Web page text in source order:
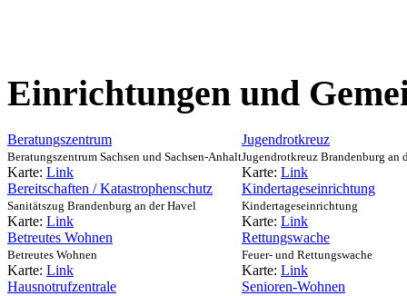
Einrichtungen und
Beratungszentrum
Beratungszentrum Sachsen und Sachsen-Anhalt
Karte: Link
Jugendrotkreuz
Jugendrotkreuz Brandenburg an
Karte: Link
Bereitschaften / Katastrophenschutz
Sanitätszug Brandenburg an der Havel
Karte: Link
Kindertageseinrichtung
Kindertageseinrichtung
Karte: Link
Betreutes Wohnen
Betreutes Wohnen
Karte: Link
Rettungswache
Feuer- und Rettungswache
Karte: Link
Hausnotrufzentrale
Senioren-Wohnen